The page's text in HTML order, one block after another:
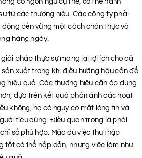
có ngôn ngữ cụ thể, có thể hành
từ các thương hiệu. Các công ty phải
động bền vững một cách chân thực và
hàng ngày.
pháp thực sự mang lại lợi ích cho cả
xuất trong khi điều hướng hậu cần để
hiệu quả. Các thương hiệu cần áp dụng
dựa trên kết quả phản ánh các hoạt
không, họ có nguy cơ mất lòng tin và
tiêu dùng. Điều quan trọng là phải
số phù hợp. Mặc dù việc thu thập
tốt có thể hấp dẫn, nhưng việc làm như